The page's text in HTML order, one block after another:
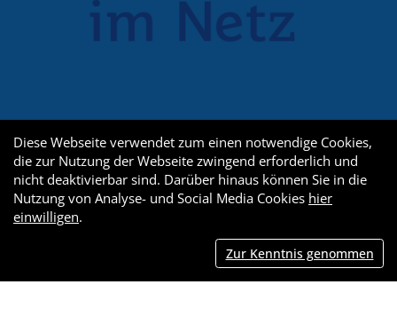
Diese Webseite verwendet zum einen notwendige Cookies,
die zur Nutzung der Webseite zwingend erforderlich und
nicht deaktivierbar sind. Darüber hinaus können Sie in die
Nutzung von Analyse- und Social Media Cookies hier
einwilligen.
Zur Kenntnis genommen